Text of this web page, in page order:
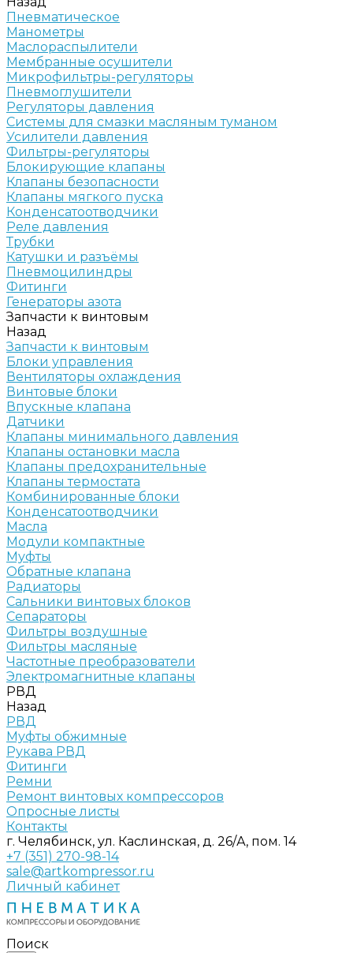
Пневматическое
Манометры
Маслораспылители
Мембранные осушители
Микрофильтры-регуляторы
Пневмоглушители
Регуляторы давления
Системы для смазки масляным туманом
Усилители давления
Фильтры-регуляторы
Блокирующие клапаны
Клапаны безопасности
Клапаны мягкого пуска
Конденсатоотводчики
Реле давления
Трубки
Катушки и разъёмы
Пневмоцилиндры
Фитинги
Генераторы азота
Запчасти к винтовым
Назад
Запчасти к винтовым
Блоки управления
Вентиляторы охлаждения
Винтовые блоки
Впускные клапана
Датчики
Клапаны минимального давления
Клапаны остановки масла
Клапаны предохранительные
Клапаны термостата
Комбинированные блоки
Конденсатоотводчики
Масла
Модули компактные
Муфты
Обратные клапана
Радиаторы
Сальники винтовых блоков
Сепараторы
Фильтры воздушные
Фильтры масляные
Частотные преобразователи
Электромагнитные клапаны
РВД
Назад
РВД
Муфты обжимные
Рукава РВД
Фитинги
Ремни
Ремонт винтовых компрессоров
Опросные листы
Контакты
г. Челябинск, ул. Каслинская, д. 26/А, пом. 14
+7 (351) 270-98-14
sale@artkompressor.ru
Личный кабинет
Поиск